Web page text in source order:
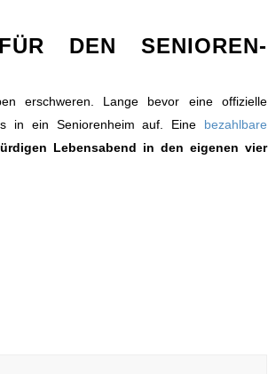
DEN SENIOREN-
erschweren. Lange bevor eine offizielle
in ein Seniorenheim auf. Eine bezahlbare
Lebensabend in den eigenen vier